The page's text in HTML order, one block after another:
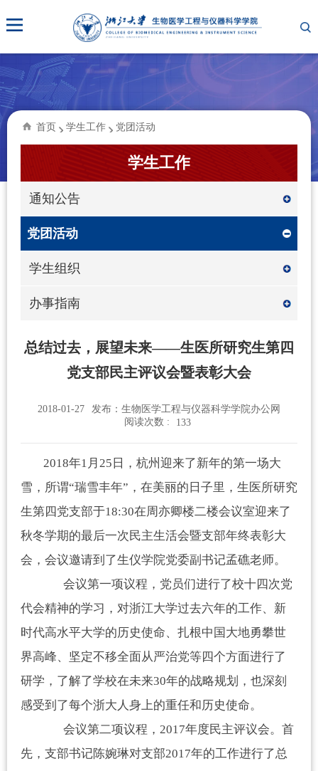
首页 学生工作 党团活动
学生工作
通知公告
党团活动
学生组织
办事指南
总结过去，展望未来——生医所研究生第四
党支部民主评议会暨表彰大会
2018-01-27
发布：生物医学工程与仪器科学学院办公网
阅读次数 :
133
2018年1 月 25 日，杭州迎来了新年的第一场大
雪，所谓“瑞雪丰年”，在美丽的日子里，生医所研究
生第四党支部于18:30在周亦卿楼二楼会议室迎来了
秋冬学期的最后一次民主生活会暨支部年终表彰大
会，会议邀请到了生仪学院党委副书记孟礁老师。
会议第一项议程，党员们进行了校十四次党
代会精神的学习，对浙江大学过去六年的工作、新
时代高水平大学的历史使命、扎根中国大地勇攀世
界高峰、坚定不移全面从严治党等四个方面进行了
研学，了解了学校在未来30年的战略规划，也深刻
感受到了每个浙大人身上的重任和历史使命。
会议第二项议程， 2017年度民主评议会。首
先，支部书记陈婉琳对支部2017年的工作进行了总